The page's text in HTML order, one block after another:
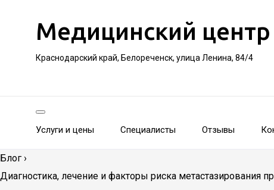
Медицинский центр
Краснодарский край, Белореченск, улица Ленина, 84/4
Услуги и цены Специалисты Отзывы
Блог ›
Диагностика, лечение и факторы риска метастазирования